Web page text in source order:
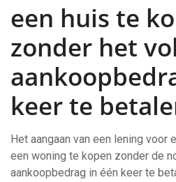
een huis te
zonder het
keer te
Het aangaan van een lening voor
een woning te kopen zonder de
aankoopbedrag in één keer te